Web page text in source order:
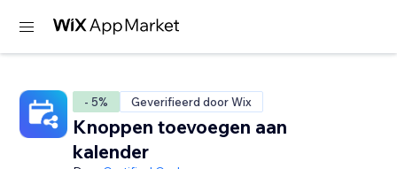
- 5% Geverifieerd door Wix
Knoppen toevoegen aan
kalender